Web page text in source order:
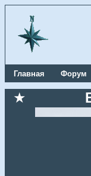
Главная Форум
★